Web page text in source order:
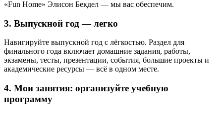
«Fun Home» Элисон Бекдел — мы вас обеспечим.
3. Выпускной год — легко
Навигируйте выпускной год с лёгкостью. Раздел для
финального года включает домашние задания, работы,
экзамены, тесты, презентации, события, большие проекты и
академические ресурсы — всё в одном месте.
4. Мои занятия: организуйте учебную
программу